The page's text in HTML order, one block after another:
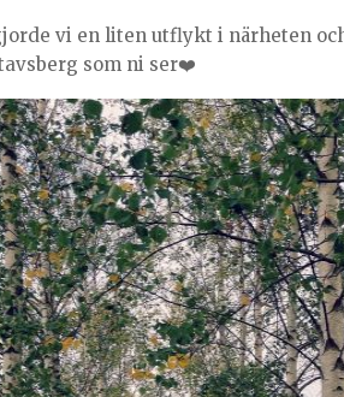
vi en liten utflykt i närheten
som ni ser❤️